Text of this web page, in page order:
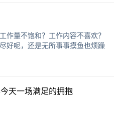
作量不饱和？工作内容不喜欢？
好呢，还是无所事事摸鱼也烦躁
天一场满足的拥抱